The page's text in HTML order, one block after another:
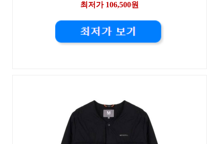
최저가 106,500원